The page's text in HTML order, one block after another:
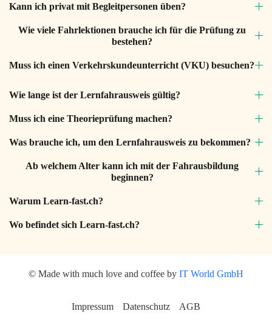
Kann ich privat mit Begleitpersonen üben?
Wie viele Fahrlektionen brauche ich für die Prüfung zu
bestehen?
Muss ich einen Verkehrskundeunterricht (VKU) besuchen?
Wie lange ist der Lernfahrausweis gültig?
Muss ich eine Theorieprüfung machen?
Was brauche ich, um den Lernfahrausweis zu bekommen?
Ab welchem Alter kann ich mit der Fahrausbildung
beginnen?
Warum Learn-fast.ch?
Wo befindet sich Learn-fast.ch?
© Made with much love and coffee by IT World GmbH
Impressum Datenschutz AGB